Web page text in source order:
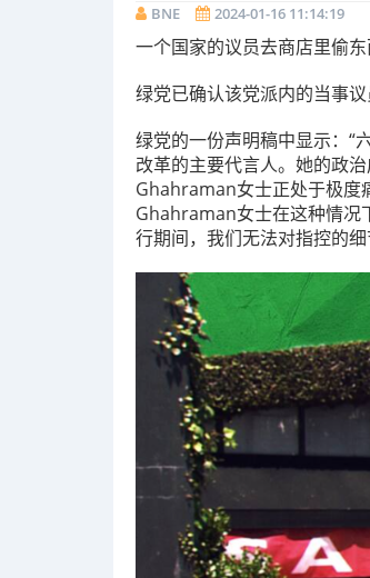
BNE 2024-01-16 11:14:19
一个国家的议员去商店里偷
绿党已确认该党派内的当事
绿党的一份声明稿中显示：“
改革的主要代言人。她的政
Ghahraman女士正处于极度
Ghahraman女士在这种情况
行期间，我们无法对指控的